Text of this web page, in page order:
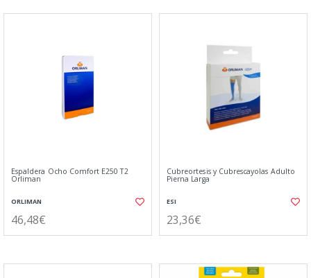
Espaldera Ocho Comfort E250 T2
Orliman
ORLIMAN
46,48€
Cubreortesis y Cubrescayolas Adulto
Pierna Larga
ESI
23,36€